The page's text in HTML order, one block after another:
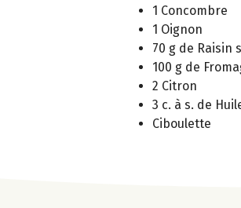
1 Concombre
1 Oignon
70 g de Raisin
100 g de
2 Citron
3 c. à s. de
Ciboulette